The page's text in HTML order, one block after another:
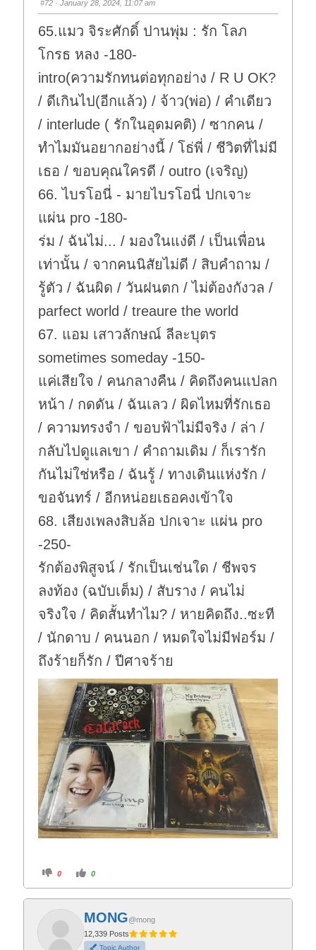
d
o
n
.
u
p
#72 · January 28, 2024, 11:07 am
65.แมว จิระศักดิ์ ปานพุ่ม : รัก โลภ
โกรธ หลง -180-
intro(ความรักทนต่อทุกอย่าง / R U OK?
/ ดีเกินไป(อีกแล้ว) / จ้าว(พ่อ) / คำเดียว
/ interlude ( รักในอุดมคติ) / ซากคน /
ทำไมมันอยากอย่างนี้ / โธ่พี่ / ชีวิตที่ไม่มี
เธอ / ขอบคุณใครดี / outro (เจริญ)
66. ไบรโอนี่ - มายไบรโอนี่ ปกเจาะ
แผ่น pro -180-
ร่ม / ฉันไม่... / มองในแง่ดี / เป็นเพื่อน
เท่านั้น / จากคนนิสัยไม่ดี / สิบคำถาม /
รู้ตัว / ฉันผิด / วันฝนตก / ไม่ต้องกังวล /
parfect world / treaure the world
67. แอม เสาวลักษณ์ ลีละบุตร
sometimes someday -150-
แค่เสียใจ / คนกลางคืน / คิดถึงคนแปลก
หน้า / กดดัน / ฉันเลว / ผิดไหมที่รักเธอ
/ ความทรงจำ / ขอบฟ้าไม่มีจริง / ล่า /
กลับไปดูแลเขา / คำถามเดิม / ก็เรารัก
กันไม่ใช่หรือ / ฉันรู้ / ทางเดินแห่งรัก /
ขอจันทร์ / อีกหน่อยเธอคงเข้าใจ
68. เสียงเพลงสิบล้อ ปกเจาะ แผ่น pro
-250-
รักต้องพิสูจน์ / รักเป็นเช่นใด / ชีพจร
ลงท้อง (ฉบับเต็ม) / สับราง / คนไม่
จริงใจ / คิดสั้นทำไม? / หายคิดถึง..ซะที
/ นักดาบ / คนนอก / หมดใจไม่มีฟอร์ม /
ถึงร้ายก็รัก / ปีศาจร้าย
C
i
k
f
t
h
0
C
i
k
o
r
t
h
0
MONG@mong
12,339 Posts
Topic Author